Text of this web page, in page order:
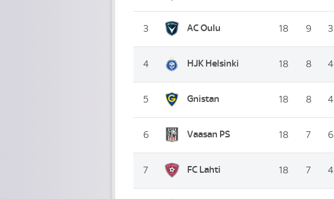
3 AC Oulu 18 9 3
4 HJK Helsinki 18 8 4
5 Gnistan 18 8 4
6 Vaasan PS 18 7 6
7 FC Lahti 18 7 4